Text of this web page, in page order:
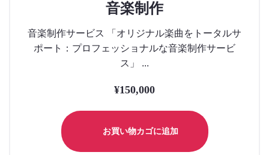
音楽制作
音楽制作サービス 「オリジナル楽曲をトータルサ
ポート：プロフェッショナルな音楽制作サービ
ス」 ...
¥150,000
お買い物カゴに追加